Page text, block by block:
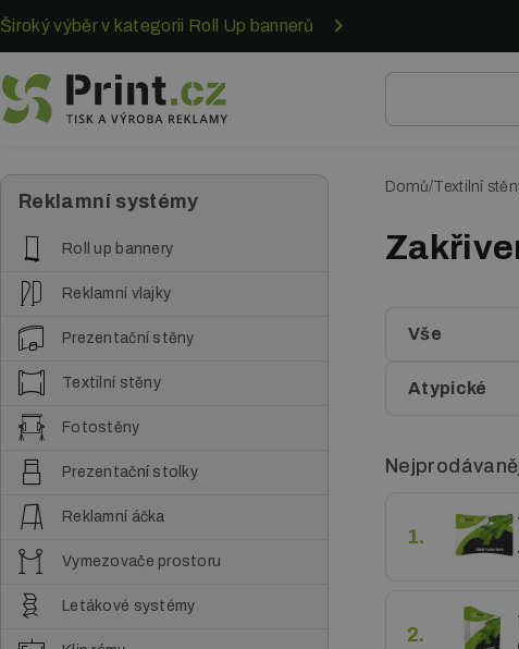
Přejít
k
hlavnímu
obsahu
Široký výběr v kategorii Roll Up bannerů
Reklamní systémy
Roll up bannery
Reklamní vlajky
Prezentační stěny
Textilní stěny
Fotostěny
Prezentační stolky
Reklamní áčka
Vymezovače prostoru
Letákové systémy
D
r
o
Domů Textilní
Vše
Atypické
1.
2.